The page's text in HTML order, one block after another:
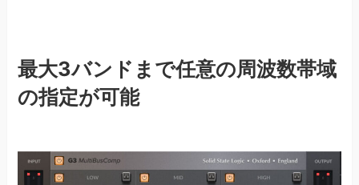
最大3バンドまで任意の周波数帯域
の指定が可能